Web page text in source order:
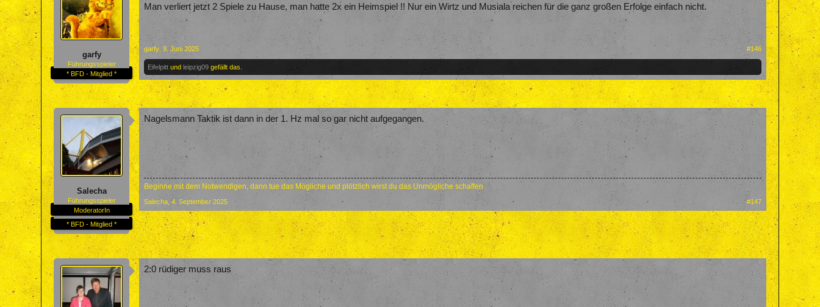
garfy
Führungsspieler
* BFD - Mitglied *
Man verliert jetzt 2 Spiele zu Hause, man hatte 2x ein Heimspiel !! Nur ein Wirtz und Musiala reichen für die ganz großen Erfolge einfach nicht.
garfy 9. Juni 2025 #146
Eifelpitt undleipzig09 gefällt das.
Salecha
Führungsspieler
ModeratorIn
* BFD - Mitglied *
Nagelsmann Taktik ist dann in der 1. Hz mal so gar nicht aufgegangen.
Beginne mit dem Notwendigen, dann tue das Mögliche und plötzlich wirst du das Unmögliche schaffen
Salecha 4. September 2025 #147
2:0 rüdiger muss raus